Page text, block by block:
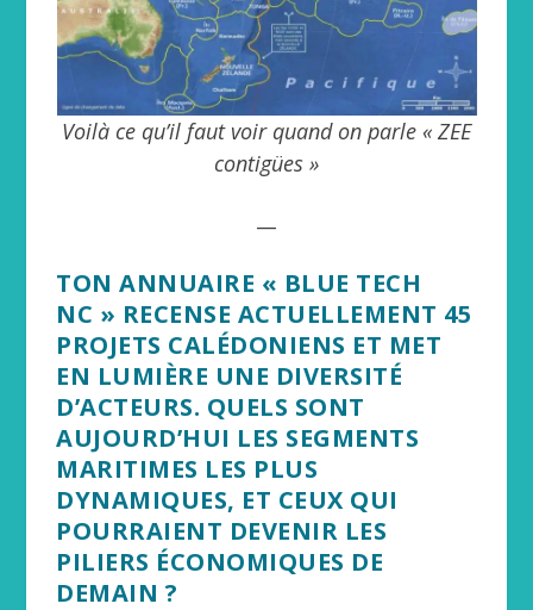
Voilà ce qu’il faut voir quand on parle « ZEE
contigües »
TON ANNUAIRE « BLUE TECH
NC » RECENSE ACTUELLEMENT 45
PROJETS CALÉDONIENS ET MET
EN LUMIÈRE UNE DIVERSITÉ
D’ACTEURS. QUELS SONT
AUJOURD’HUI LES SEGMENTS
MARITIMES LES PLUS
DYNAMIQUES, ET CEUX QUI
POURRAIENT DEVENIR LES
PILIERS ÉCONOMIQUES DE
DEMAIN ?